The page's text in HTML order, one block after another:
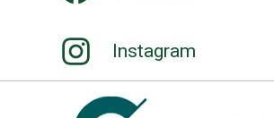
Instagram